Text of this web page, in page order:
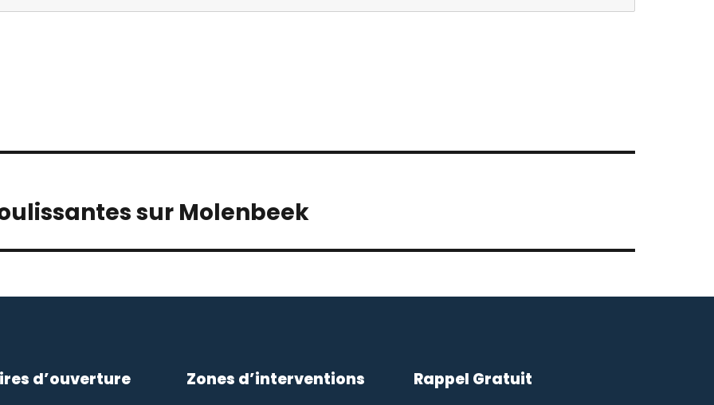
sur Molenbeek
d’ouverture Zones d’interventions Rappel Gratuit